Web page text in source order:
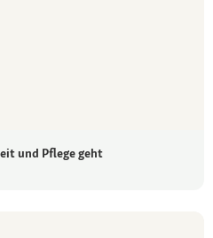
und Pflege geht